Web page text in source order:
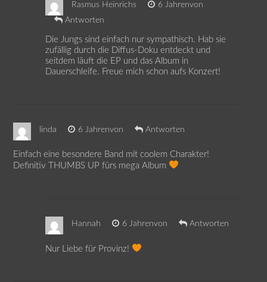
Rasmus Heinrichs
6 Jahrenvon
Antworten
Die Jungs sind einfach nur sympathisch. Hab sie
zufällig durch die Diffus-Doku entdeckt und
seitdem läuft die EP und das Album in
Dauerschleife. Freue mich schon aufs Konzert!
linda 6 Jahrenvon Antworten
Einfach eine besondere Band mit coolem Charakter!
Definitiv THUMBS UP fürs mega Album
Hannah 6 Jahrenvon Antworten
Nur Liebe für Provinz!